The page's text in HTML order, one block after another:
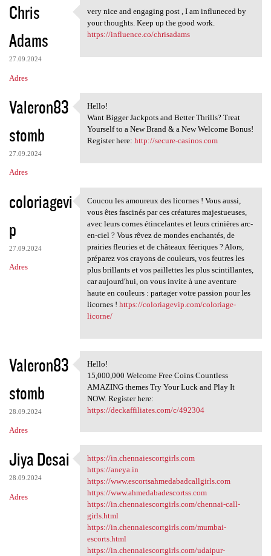
Chris
Adams
27.09.2024
Adres
very nice and engaging post ,
very nice and engaging post , I am influneced by
your thoughts. Keep up the good work.
https://influence.co/chrisadams
Valeron83
stomb
27.09.2024
Adres
Hello!
Hello!
Want Bigger Jackpots and Better Thrills? Treat
Yourself to a New Brand & a New Welcome Bonus!
Register here: http://secure-casinos.com
coloriagevi
p
27.09.2024
Adres
Coucou les amoureux des
Coucou les amoureux des licornes ! Vous aussi,
vous êtes fascinés par ces créatures majestueuses,
avec leurs cornes étincelantes et leurs crinières arc-
en-ciel ? Vous rêvez de mondes enchantés, de
prairies fleuries et de châteaux féeriques ? Alors,
préparez vos crayons de couleurs, vos feutres les
plus brillants et vos paillettes les plus scintillantes,
car aujourd'hui, on vous invite à une aventure
haute en couleurs : partager votre passion pour les
licornes ! https://coloriagevip.com/coloriage-
licorne/
Valeron83
stomb
28.09.2024
Adres
Hello!
Hello!
15,000,000 Welcome Free Coins Countless
AMAZING themes Try Your Luck and Play It
NOW. Register here:
https://deckaffiliates.com/c/492304
Jiya Desai
28.09.2024
Adres
https://in.chennaiescortgirls
https://in.chennaiescortgirls.com
https://aneya.in
https://www.escortsahmedabadcallgirls.com
https://www.ahmedabadescortss.com
https://in.chennaiescortgirls.com/chennai-call-
girls.html
https://in.chennaiescortgirls.com/mumbai-
escorts.html
https://in.chennaiescortgirls.com/udaipur-